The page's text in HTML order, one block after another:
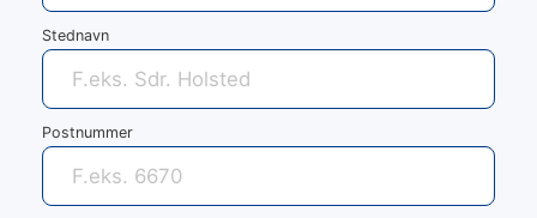
Stednavn
Postnummer